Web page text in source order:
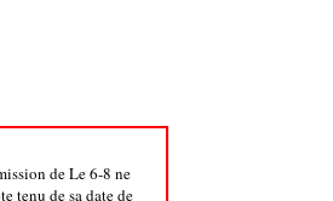
de Le 6-8 ne
tenu de sa date de